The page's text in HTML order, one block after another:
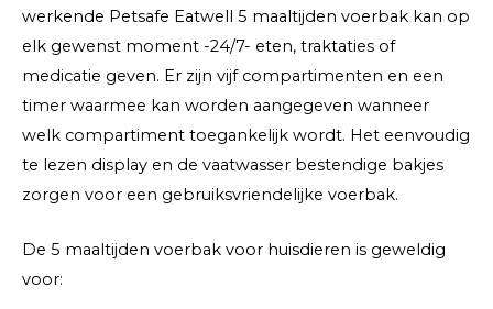
werkende Petsafe Eatwell 5 maaltijden voerbak kan op
elk gewenst moment -24/7- eten, traktaties of
medicatie geven. Er zijn vijf compartimenten en een
timer waarmee kan worden aangegeven wanneer
welk compartiment toegankelijk wordt. Het eenvoudig
te lezen display en de vaatwasser bestendige bakjes
zorgen voor een gebruiksvriendelijke voerbak.
De 5 maaltijden voerbak voor huisdieren is geweldig
voor: